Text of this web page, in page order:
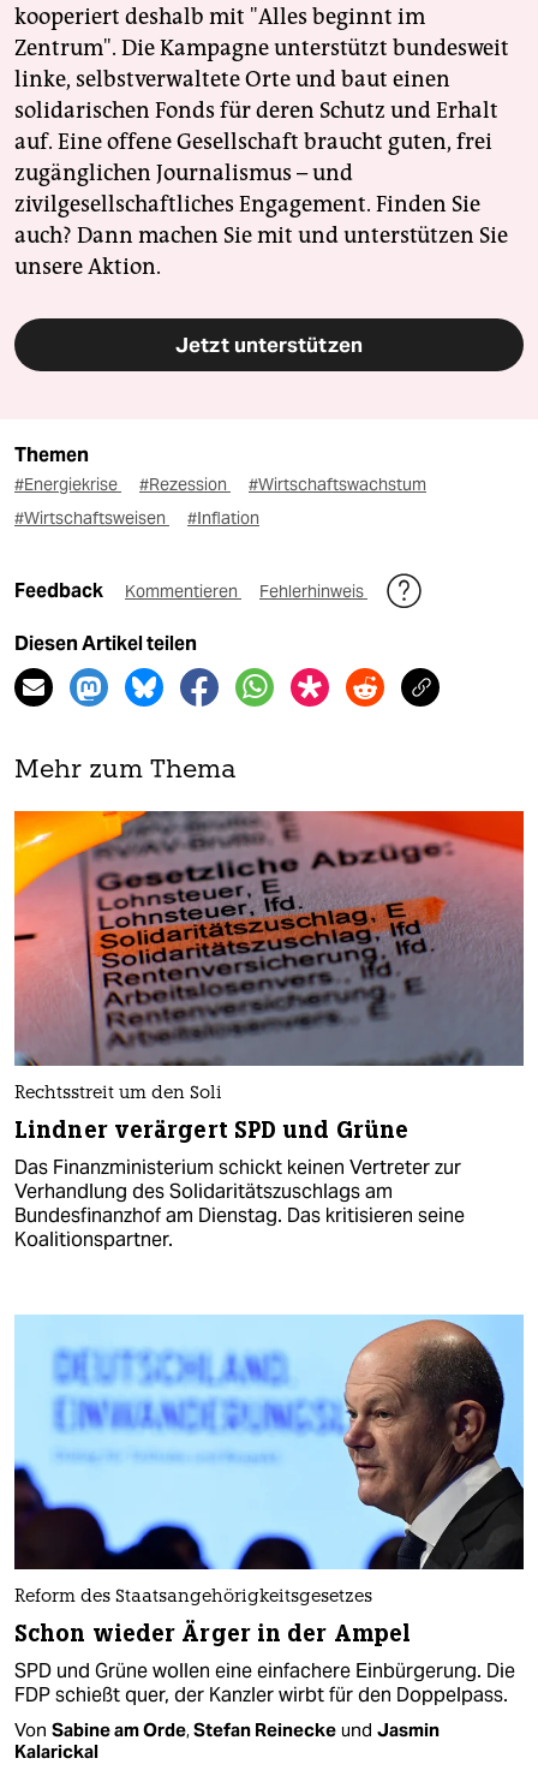
kooperiert deshalb mit "Alles beginnt im
Zentrum". Die Kampagne unterstützt bundesweit
linke, selbstverwaltete Orte und baut einen
solidarischen Fonds für deren Schutz und Erhalt
auf. Eine offene Gesellschaft braucht guten, frei
zugänglichen Journalismus – und
zivilgesellschaftliches Engagement. Finden Sie
auch? Dann machen Sie mit und unterstützen Sie
unsere Aktion.
Jetzt unterstützen
Themen
#Energiekrise #Rezession
#Wirtschaftswachstum
#Wirtschaftsweisen
#Inflation
Feedback Kommentieren Fehlerhinweis
Diesen Artikel teilen
Mehr zum Thema
Rechtsstreit um den Soli
Lindner verärgert SPD und Grüne
Das Finanzministerium schickt keinen Vertreter zur
Verhandlung des Solidaritätszuschlags am
Bundesfinanzhof am Dienstag. Das kritisieren seine
Koalitionspartner.
Reform des Staatsangehörigkeitsgesetzes
Schon wieder Ärger in der Ampel
SPD und Grüne wollen eine einfachere Einbürgerung. Die
FDP schießt quer, der Kanzler wirbt für den Doppelpass.
Von Sabine am Orde,Stefan Reinecke und Jasmin
Kalarickal